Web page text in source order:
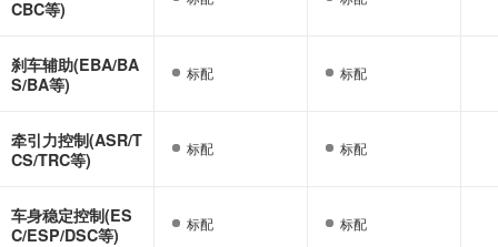
CBC等)
刹车辅助(EBA/BA
S/BA等)
标配 标配
牵引力控制(ASR/T
CS/TRC等)
标配 标配
车身稳定控制(ES
C/ESP/DSC等)
标配 标配
标配 标配
标配 标配
标配 标配